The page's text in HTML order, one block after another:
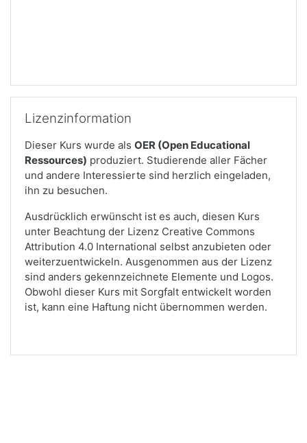
Lizenzinformation
Dieser Kurs wurde als OER (Open Educational
Ressources) produziert. Studierende aller Fächer
und andere Interessierte sind herzlich eingeladen,
ihn zu besuchen.
Ausdrücklich erwünscht ist es auch, diesen Kurs
unter Beachtung der Lizenz Creative Commons
Attribution 4.0 International selbst anzubieten oder
weiterzuentwickeln. Ausgenommen aus der Lizenz
sind anders gekennzeichnete Elemente und Logos.
Obwohl dieser Kurs mit Sorgfalt entwickelt worden
ist, kann eine Haftung nicht übernommen werden.